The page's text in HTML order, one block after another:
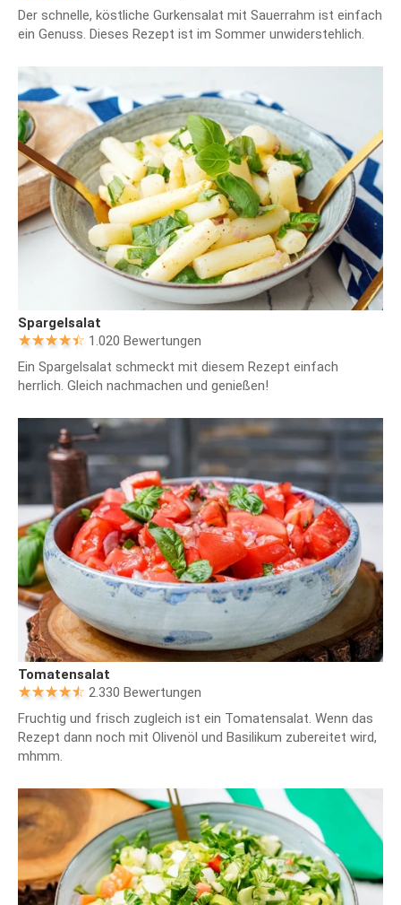
Der schnelle, köstliche Gurkensalat mit Sauerrahm ist einfach
ein Genuss. Dieses Rezept ist im Sommer unwiderstehlich.
Spargelsalat
1.020 Bewertungen
Ein Spargelsalat schmeckt mit diesem Rezept einfach
herrlich. Gleich nachmachen und genießen!
Tomatensalat
2.330 Bewertungen
Fruchtig und frisch zugleich ist ein Tomatensalat. Wenn das
Rezept dann noch mit Olivenöl und Basilikum zubereitet wird,
mhmm.